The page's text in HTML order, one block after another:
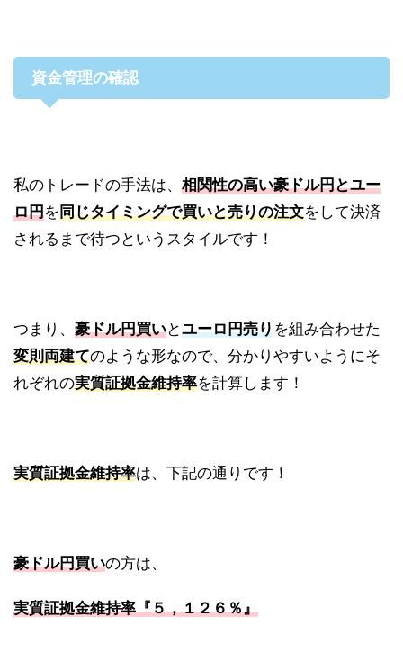
資金管理の確認
私のトレードの手法は、 相関性の高い豪ドル円とユー
ロ円を同じタイミングで買いと売りの注文をして決済
されるまで待つというスタイルです！
つまり、 豪ドル円買いとユーロ円売りを組み合わせた
変則両建てのような形なので、分かりやすいようにそ
れぞれの実質証拠金維持率を計算します！
実質証拠金維持率は、下記の通りです！
豪ドル円買いの方は、
実質証拠金維持率『５，１２６％』